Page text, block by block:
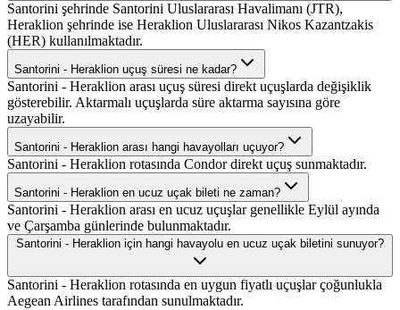
Santorini şehrinde Santorini Uluslararası Havalimanı (JTR),
Heraklion şehrinde ise Heraklion Uluslararası Nikos Kazantzakis
(HER) kullanılmaktadır.
Santorini - Heraklion uçuş süresi ne kadar?
Santorini - Heraklion arası uçuş süresi direkt uçuşlarda değişiklik
gösterebilir. Aktarmalı uçuşlarda süre aktarma sayısına göre
uzayabilir.
Santorini - Heraklion arası hangi havayolları uçuyor?
Santorini - Heraklion rotasında Condor direkt uçuş sunmaktadır.
Santorini - Heraklion en ucuz uçak bileti ne zaman?
Santorini - Heraklion arası en ucuz uçuşlar genellikle Eylül ayında
ve Çarşamba günlerinde bulunmaktadır.
Santorini - Heraklion için hangi havayolu en ucuz uçak biletini sunuyor?
Santorini - Heraklion rotasında en uygun fiyatlı uçuşlar çoğunlukla
Aegean Airlines tarafından sunulmaktadır.